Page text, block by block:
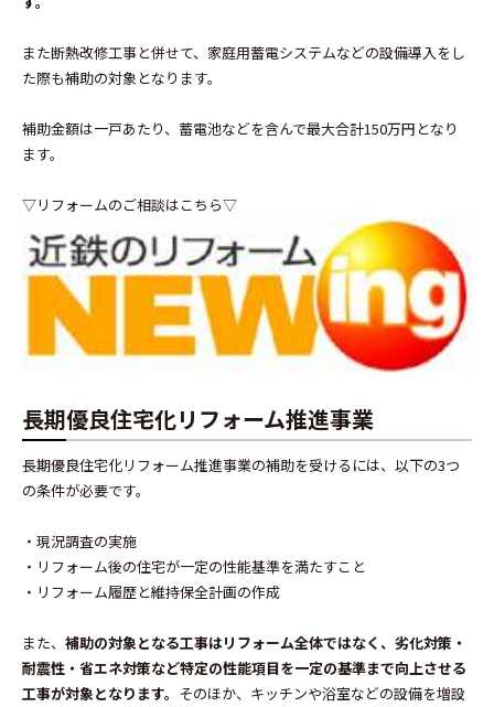
また断熱改修工事と併せて、家庭用蓄電システムなどの設備導入をし
た際も補助の対象となります。
補助金額は一戸あたり、蓄電池などを含んで最大合計150万円となり
ます。
▽リフォームのご相談はこちら▽
長期優良住宅化リフォーム推進事業
長期優良住宅化リフォーム推進事業の補助を受けるには、以下の3つ
の条件が必要です。
・現況調査の実施
・リフォーム後の住宅が一定の性能基準を満たすこと
・リフォーム履歴と維持保全計画の作成
また、 補助の対象となる工事はリフォーム全体ではなく、劣化対策・
耐震性・省エネ対策など特定の性能項目を一定の基準まで向上させる
工事が対象となります。 そのほか、キッチンや浴室などの設備を増設